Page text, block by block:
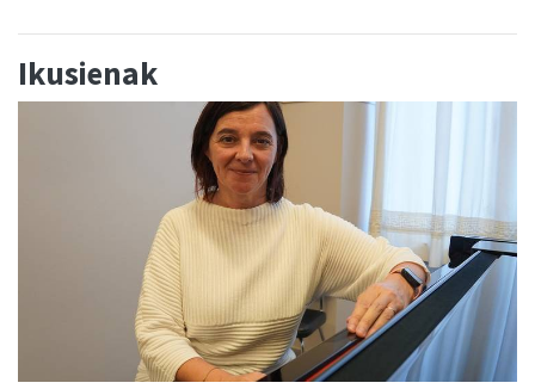
Ikusienak